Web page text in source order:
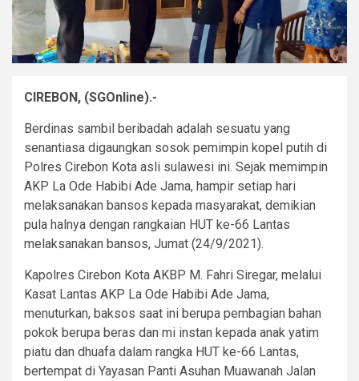
CIREBON, (SGOnline).-
Berdinas sambil beribadah adalah sesuatu yang
senantiasa digaungkan sosok pemimpin kopel putih di
Polres Cirebon Kota asli sulawesi ini. Sejak memimpin
AKP La Ode Habibi Ade Jama, hampir setiap hari
melaksanakan bansos kepada masyarakat, demikian
pula halnya dengan rangkaian HUT ke-66 Lantas
melaksanakan bansos, Jumat (24/9/2021).
Kapolres Cirebon Kota AKBP M. Fahri Siregar, melalui
Kasat Lantas AKP La Ode Habibi Ade Jama,
menuturkan, baksos saat ini berupa pembagian bahan
pokok berupa beras dan mi instan kepada anak yatim
piatu dan dhuafa dalam rangka HUT ke-66 Lantas,
bertempat di Yayasan Panti Asuhan Muawanah Jalan